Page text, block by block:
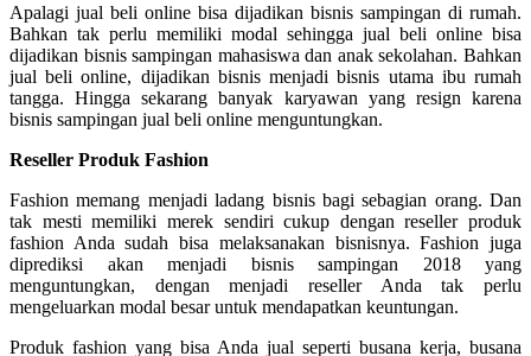
Apalagi jual beli online bisa dijadikan bisnis sampingan di rumah.
Bahkan tak perlu memiliki modal sehingga jual beli online bisa
dijadikan bisnis sampingan mahasiswa dan anak sekolahan. Bahkan
jual beli online, dijadikan bisnis menjadi bisnis utama ibu rumah
tangga. Hingga sekarang banyak karyawan yang resign karena
bisnis sampingan jual beli online menguntungkan.
Reseller Produk Fashion
Fashion memang menjadi ladang bisnis bagi sebagian orang. Dan
tak mesti memiliki merek sendiri cukup dengan reseller produk
fashion Anda sudah bisa melaksanakan bisnisnya. Fashion juga
diprediksi akan menjadi bisnis sampingan 2018 yang
menguntungkan, dengan menjadi reseller Anda tak perlu
mengeluarkan modal besar untuk mendapatkan keuntungan.
Produk fashion yang bisa Anda jual seperti busana kerja, busana